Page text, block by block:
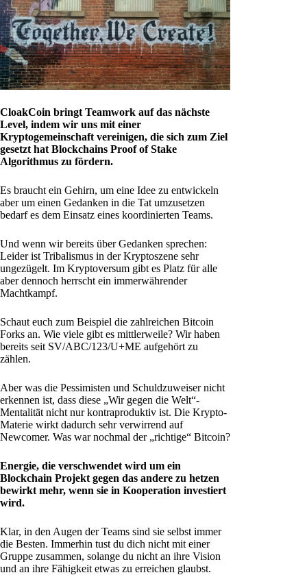
CloakCoin bringt Teamwork auf das nächste
Level, indem wir uns mit einer
Kryptogemeinschaft vereinigen, die sich zum Ziel
gesetzt hat Blockchains Proof of Stake
Algorithmus zu fördern.
Es braucht ein Gehirn, um eine Idee zu entwickeln
aber um einen Gedanken in die Tat umzusetzen
bedarf es dem Einsatz eines koordinierten Teams.
Und wenn wir bereits über Gedanken sprechen:
Leider ist Tribalismus in der Kryptoszene sehr
ungezügelt. Im Kryptoversum gibt es Platz für alle
aber dennoch herrscht ein immerwährender
Machtkampf.
Schaut euch zum Beispiel die zahlreichen Bitcoin
Forks an. Wie viele gibt es mittlerweile? Wir haben
bereits seit SV/ABC/123/U+ME aufgehört zu
zählen.
Aber was die Pessimisten und Schuldzuweiser nicht
erkennen ist, dass diese „Wir gegen die Welt“-
Mentalität nicht nur kontraproduktiv ist. Die Krypto-
Materie wirkt dadurch sehr verwirrend auf
Newcomer. Was war nochmal der „richtige“ Bitcoin?
Energie, die verschwendet wird um ein
Blockchain Projekt gegen das andere zu hetzen
bewirkt mehr, wenn sie in Kooperation investiert
wird.
Klar, in den Augen der Teams sind sie selbst immer
die Besten. Immerhin tust du dich nicht mit einer
Gruppe zusammen, solange du nicht an ihre Vision
und an ihre Fähigkeit etwas zu erreichen glaubst.